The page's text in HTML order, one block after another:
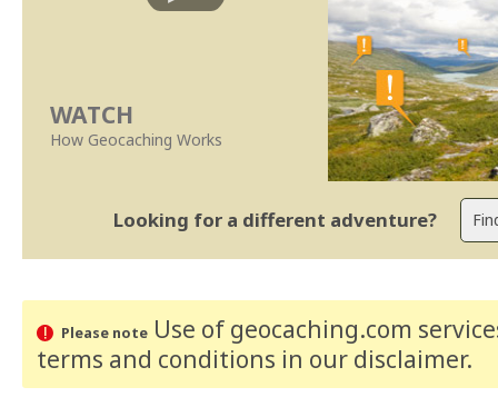
WATCH
How Geocaching Works
Looking for a different adventure?
Please noteUse of geocaching.com
terms and conditions in our disclaimer.